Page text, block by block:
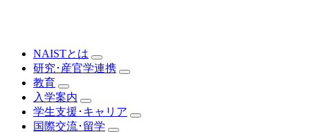
NAISTとは
研究･産官学連携
教育
入学案内
学生支援･キャリア
国際交流･留学